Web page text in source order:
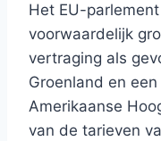
Het EU-
voorwaardelijk
vertraging als
Groenland en
Amerikaanse
van de tarieven